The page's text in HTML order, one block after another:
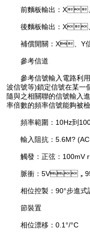
前麵板輸出：
後麵板輸出：X
補償開關：X、Y
參考信道
參考信號輸入電路利用一
波信號等)鎖定信號在某一個
隨與之相關聯的信號輸入進行
率倍數的頻率信號能夠被檢測
頻率範圍：10Hz到
輸入阻抗：5.6M?
觸發：正弦：
脈衝：5V，
相位控製：90°步進
節裝置
相位漂移：0.1°/°C